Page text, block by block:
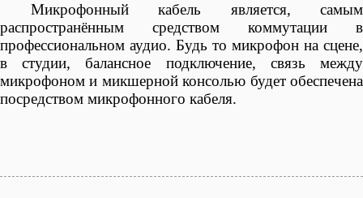
Микрофонный кабель является, самым
распространённым средством коммутации в
профессиональном аудио. Будь то микрофон на сцене,
в студии, балансное подключение, связь между
микрофоном и микшерной консолью будет обеспечена
посредством микрофонного кабеля.